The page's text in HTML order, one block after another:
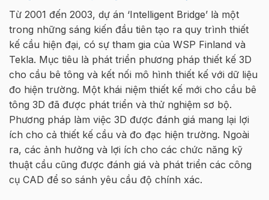
Từ 2001 đến 2003, dự án ‘Intelligent Bridge’ là một
trong những sáng kiến đầu tiên tạo ra quy trình thiết
kế cầu hiện đại, có sự tham gia của WSP Finland và
Tekla. Mục tiêu là phát triển phương pháp thiết kế 3D
cho cầu bê tông và kết nối mô hình thiết kế với dữ liệu
đo hiện trường. Một khái niệm thiết kế mới cho cầu bê
tông 3D đã được phát triển và thử nghiệm sơ bộ.
Phương pháp làm việc 3D được đánh giá mang lại lợi
ích cho cả thiết kế cầu và đo đạc hiện trường. Ngoài
ra, các ảnh hưởng và lợi ích cho các chức năng kỹ
thuật cầu cũng được đánh giá và phát triển các công
cụ CAD để so sánh yêu cầu độ chính xác.